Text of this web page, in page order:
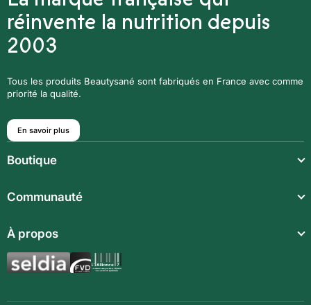
réinvente la nutrition depuis
2003
Tous les produits Beautysané sont fabriqués en France avec comme
priorité la qualité.
En savoir plus
Boutique
Compléments alimentaires
Boissons techniques
Communauté
Communauté
Magazine
À propos
Qui sommes-nous ?